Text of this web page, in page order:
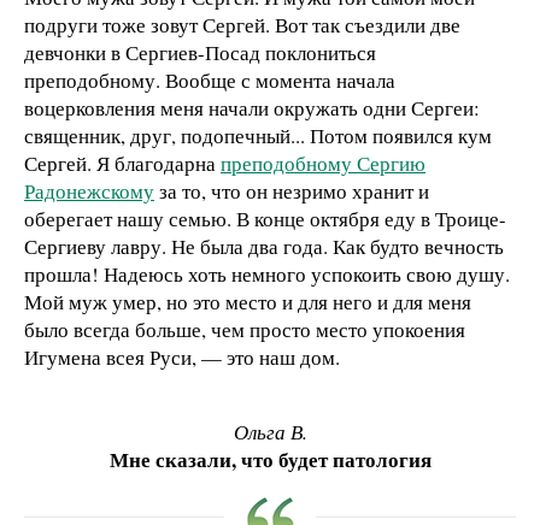
подруги тоже зовут Сергей. Вот так съездили две
девчонки в Сергиев-Посад поклониться
преподобному. Вообще с момента начала
воцерковления меня начали окружать одни Сергеи:
священник, друг, подопечный... Потом появился кум
Сергей. Я благодарна преподобному Сергию
Радонежскомуза то, что он незримо хранит и
оберегает нашу семью. В конце октября еду в Троице-
Сергиеву лавру. Не была два года. Как будто вечность
прошла! Надеюсь хоть немного успокоить свою душу.
Мой муж умер, но это место и для него и для меня
было всегда больше, чем просто место упокоения
Игумена всея Руси, — это наш дом.
Ольга В.
Мне сказали, что будет патология